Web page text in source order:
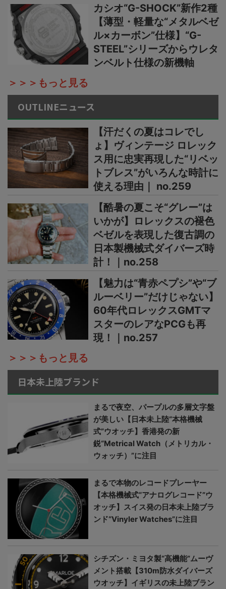
カシオ“G-SHOCK”新作2種
【薄型・軽量な“メタルベゼ
ル×カーボン”仕様】“G-
STEEL”シリーズからウレタ
ンベルト仕様の新機軸
＞＞＞もっと見る
OUTLINEニュース
【汗だくの夏はコレでし
ょ】ヴィンテージ ロレック
ス用に忠実再現した“リベッ
トブレス”がいろんな時計に
使える理由｜ no.259
【酷暑の夏こそ“グレー”は
いかが】ロレックスの褪色
ベゼルを表現した復古調の
日本製機械式ダイバーズ時
計！｜no.258
【魅力は“青赤ペプシ”や“ブ
ルーベリー”だけじゃない】
60年代ロレックスGMTマ
スターのレアなPCGも再
現！｜no.257
＞＞＞もっと見る
日本未上陸ブランド
まるで夜空、パープルの多層文字盤
が美しい【日本未上陸“本格機械
式”ウオッチ】香港発の新
鋭“Metrical Watch（メトリカル・
ウォッチ）”に注目
まるで本物のレコードプレーヤー
【本格機械式“アナログレコード”ウ
オッチ】スイス発の日本未上陸ブラ
ンド“Vinyler Watches”に注目
シチズン・ミヨタ製“高機能”ムーヴ
メント搭載【310m防水ダイバーズ
ウオッチ】イギリスの未上陸ブラン